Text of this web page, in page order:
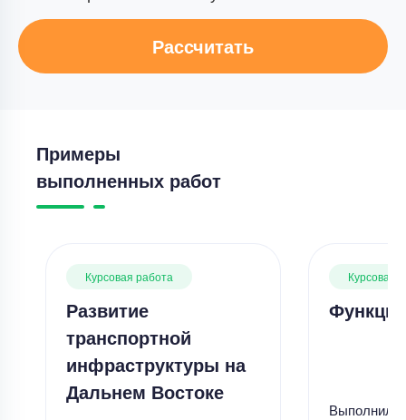
Рассчитать
Примеры
выполненных работ
Курсовая работа
Развитие
транспортной
инфраструктуры на
Дальнем Востоке
Курсовая
Выполнил